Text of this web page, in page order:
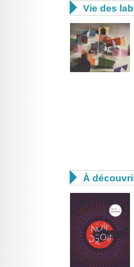
 Vie des
 À